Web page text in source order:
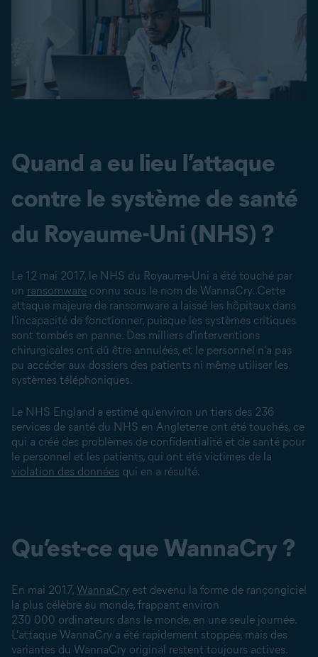
Quand a eu lieu l’attaque
contre le système de santé
du Royaume-Uni (NHS) ?
Le 12 mai 2017, le NHS du Royaume-Uni a été touché par
un ransomware connu sous le nom de WannaCry. Cette
attaque majeure de ransomware a laissé les hôpitaux dans
l'incapacité de fonctionner, puisque les systèmes critiques
sont tombés en panne. Des milliers d'interventions
chirurgicales ont dû être annulées, et le personnel n'a pas
pu accéder aux dossiers des patients ni même utiliser les
systèmes téléphoniques.
Le NHS England a estimé qu'environ un tiers des 236
services de santé du NHS en Angleterre ont été touchés, ce
qui a créé des problèmes de confidentialité et de santé pour
le personnel et les patients, qui ont été victimes de la
violation des données qui en a résulté.
Qu’est-ce que WannaCry ?
En mai 2017, WannaCry est devenu la forme de rançongiciel
la plus célèbre au monde, frappant environ
230 000 ordinateurs dans le monde, en une seule journée.
L'attaque WannaCry a été rapidement stoppée, mais des
variantes du WannaCry original restent toujours actives.